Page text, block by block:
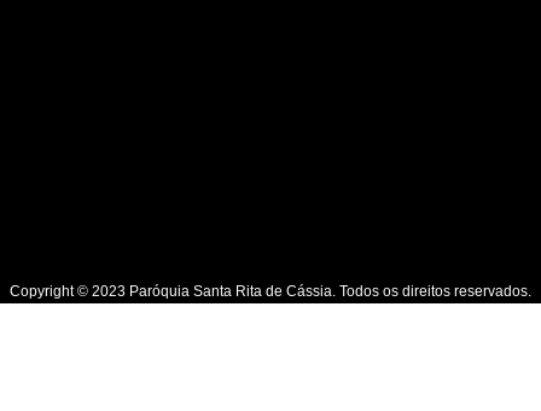
Copyright © 2023 Paróquia Santa Rita de Cássia. Todos os direitos reservados.